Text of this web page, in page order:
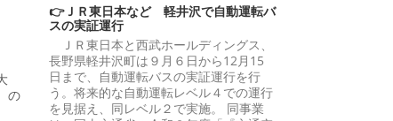
の
👉ＪＲ東日本など 軽井沢で自動運転バ
スの実証運行
ＪＲ東日本と西武ホールディングス、
長野県軽井沢町は９月６日から12月15
日まで、自動運転バスの実証運行を行
う。将来的な自動運転レベル４での運行
を見据え、同レベル２で実施。 同事業